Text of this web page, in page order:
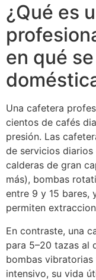
¿Qué es
en qué
Una cafetera
cientos de cafés
presión. Las
de servicios
calderas de gran
más), bombas
entre 9 y 15 bares,
permiten
En contraste, una
para 5–20 tazas al
bombas vibratorias
intensivo, su vida